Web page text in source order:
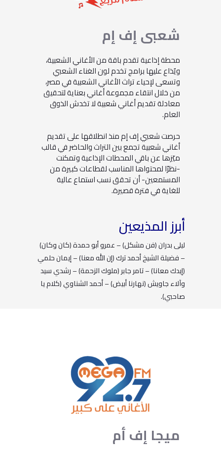
شعبيإفإم
محطة إذاعية تقدم باقة من الأغاني الشعبية،
ويٌذاع عليها برامج تخدم لون الغناء الشعبي
وتسعى لإحياء تراث الأغاني الشعبية في مصر،
من خلال انتقاء مجموعة أغاني بعناية لتحقيق
معادلة تقديم أغاني شعبية لا تخدش الذوق
العام.
حرصت شعبي إف إم منذ انطلاقها على تقديم
أغاني شعبية تجمع بين التراث والحاضر في قالب
ميّزها عن باقي المحطات الإذاعية وتمكنت
-نظرًا لمحتواها المناسب لقطاعات كبيرة من
المستمعين- أن تحقق نسب استماع عالية
للغاية في فترة قصيرة.
أبرز المذيعين
ليلى بدران (فن مشكل) – عمرو أبو حمدة (كان وكان)
– فضيلة الشيخ أحمد ترك (إن الله معنا) – إيمان حلمي
(إيدك معانا) – تامر جابر (ملوك الزحمة) – رشدي سيد
وآلاء جاويش (نهارنا أبيض) – أحمد الشناوي (كلام يا
صاحبي).
ميجا إفأم